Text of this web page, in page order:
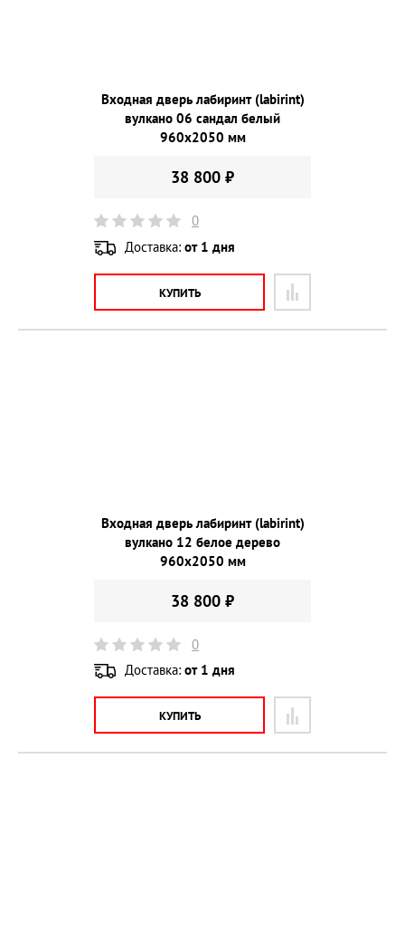
Входная дверь лабиринт (labirint)
вулкано 06 сандал белый
960х2050 мм
38 800 ₽
0
Доставка: от 1 дня
КУПИТЬ
Входная дверь лабиринт (labirint)
вулкано 12 белое дерево
960х2050 мм
38 800 ₽
0
Доставка: от 1 дня
КУПИТЬ